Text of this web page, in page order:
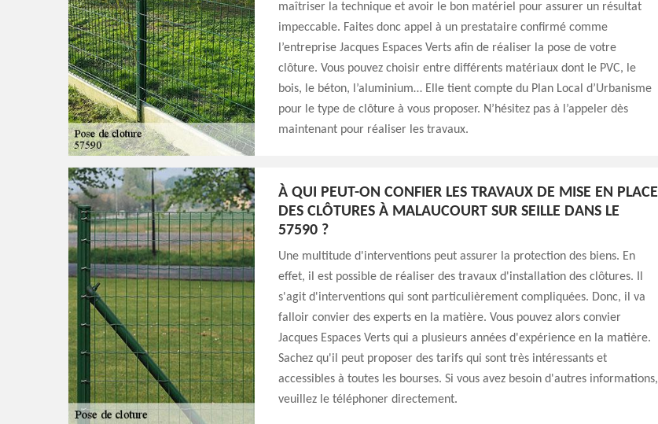
maîtriser la technique et avoir le bon matériel pour assurer un résultat
impeccable. Faites donc appel à un prestataire confirmé comme
l’entreprise Jacques Espaces Verts afin de réaliser la pose de votre
clôture. Vous pouvez choisir entre différents matériaux dont le PVC, le
bois, le béton, l’aluminium… Elle tient compte du Plan Local d’Urbanisme
pour le type de clôture à vous proposer. N’hésitez pas à l’appeler dès
maintenant pour réaliser les travaux.
À QUI PEUT-ON CONFIER LES TRAVAUX DE MISE EN PLACE
DES CLÔTURES À MALAUCOURT SUR SEILLE DANS LE
57590 ?
Une multitude d'interventions peut assurer la protection des biens. En
effet, il est possible de réaliser des travaux d'installation des clôtures. Il
s'agit d'interventions qui sont particulièrement compliquées. Donc, il va
falloir convier des experts en la matière. Vous pouvez alors convier
Jacques Espaces Verts qui a plusieurs années d'expérience en la matière.
Sachez qu'il peut proposer des tarifs qui sont très intéressants et
accessibles à toutes les bourses. Si vous avez besoin d'autres informations,
veuillez le téléphoner directement.